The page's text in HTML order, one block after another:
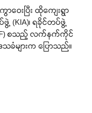
ဝေးပြီး ထိုကျေးရွာ
(KIA)၊ ရခိုင်တပ်ဖွဲ့
စသည့် လက်နက်ကိုင်
သခံများက ပြောသည်။